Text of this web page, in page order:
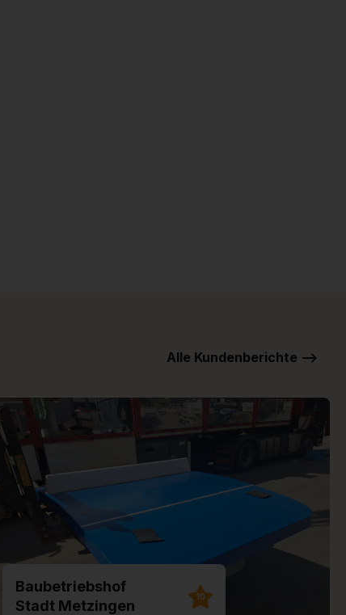
Alle Kundenberichte -->
Baubetriebshof
Stadt Metzingen
10